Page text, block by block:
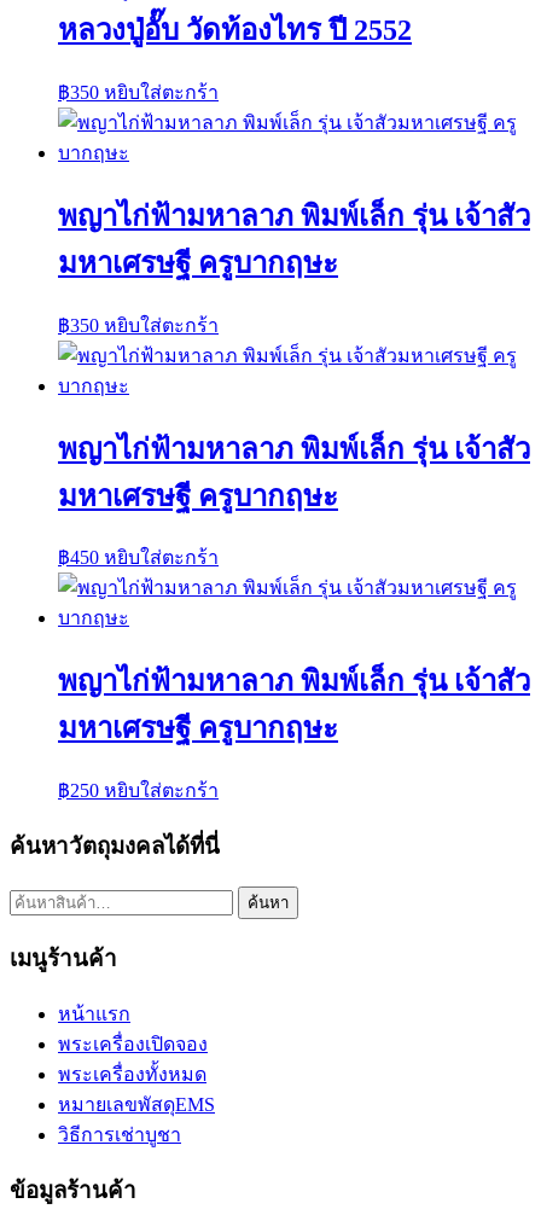
หลวงปู่อั๊บ วัดท้องไทร ปี 2552
฿350 หยิบใส่ตะกร้า
พญาไก่ฟ้ามหาลาภ พิมพ์เล็ก รุ่น เจ้าสัว
มหาเศรษฐี ครูบากฤษะ
฿350 หยิบใส่ตะกร้า
พญาไก่ฟ้ามหาลาภ พิมพ์เล็ก รุ่น เจ้าสัว
มหาเศรษฐี ครูบากฤษะ
฿450 หยิบใส่ตะกร้า
พญาไก่ฟ้ามหาลาภ พิมพ์เล็ก รุ่น เจ้าสัว
มหาเศรษฐี ครูบากฤษะ
฿250 หยิบใส่ตะกร้า
ค้นหาวัตถุมงคลได้ที่นี่
ค้นหา: ค้นหา
เมนูร้านค้า
หน้าแรก
พระเครื่องเปิดจอง
พระเครื่องทั้งหมด
หมายเลขพัสดุEMS
วิธีการเช่าบูชา
ข้อมูลร้านค้า